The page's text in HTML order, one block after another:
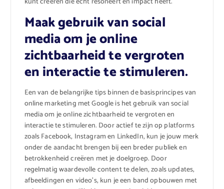
Maak gebruik van social
media om je online
zichtbaarheid te vergroten
en interactie te stimuleren.
Een van de belangrijke tips binnen de basisprincipes van
online marketing met Google is het gebruik van social
media om je online zichtbaarheid te vergroten en
interactie te stimuleren. Door actief te zijn op platforms
zoals Facebook, Instagram en LinkedIn, kun je jouw merk
onder de aandacht brengen bij een breder publiek en
betrokkenheid creëren met je doelgroep. Door
regelmatig waardevolle content te delen, zoals updates,
afbeeldingen en video’s, kun je een band opbouwen met